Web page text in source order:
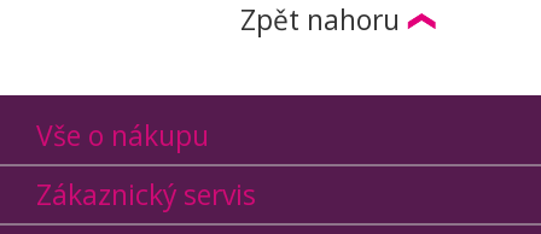
Zpět nahoru
Vše o nákupu
Zákaznický servis